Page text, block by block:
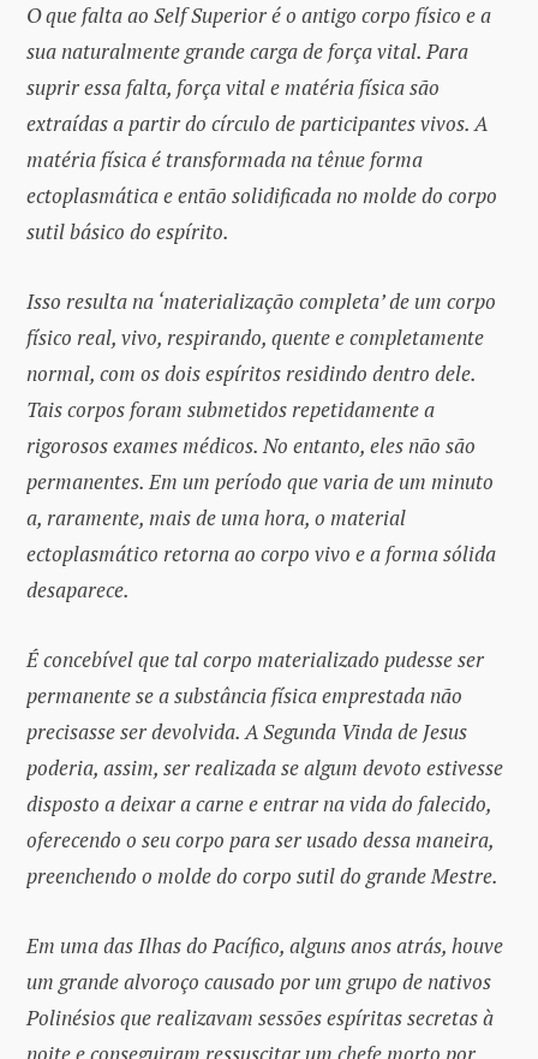
O que falta ao Self Superior é o antigo corpo físico e a
sua naturalmente grande carga de força vital. Para
suprir essa falta, força vital e matéria física são
extraídas a partir do círculo de participantes vivos. A
matéria física é transformada na tênue forma
ectoplasmática e então solidificada no molde do corpo
sutil básico do espírito.
Isso resulta na ‘materialização completa’ de um corpo
físico real, vivo, respirando, quente e completamente
normal, com os dois espíritos residindo dentro dele.
Tais corpos foram submetidos repetidamente a
rigorosos exames médicos. No entanto, eles não são
permanentes. Em um período que varia de um minuto
a, raramente, mais de uma hora, o material
ectoplasmático retorna ao corpo vivo e a forma sólida
desaparece.
É concebível que tal corpo materializado pudesse ser
permanente se a substância física emprestada não
precisasse ser devolvida. A Segunda Vinda de Jesus
poderia, assim, ser realizada se algum devoto estivesse
disposto a deixar a carne e entrar na vida do falecido,
oferecendo o seu corpo para ser usado dessa maneira,
preenchendo o molde do corpo sutil do grande Mestre.
Em uma das Ilhas do Pacífico, alguns anos atrás, houve
um grande alvoroço causado por um grupo de nativos
Polinésios que realizavam sessões espíritas secretas à